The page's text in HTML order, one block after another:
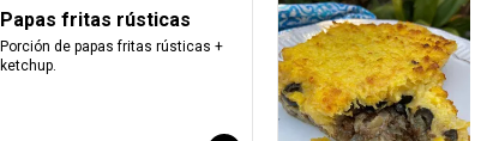
Papas fritas rústicas
Porción de papas fritas rústicas +
ketchup.